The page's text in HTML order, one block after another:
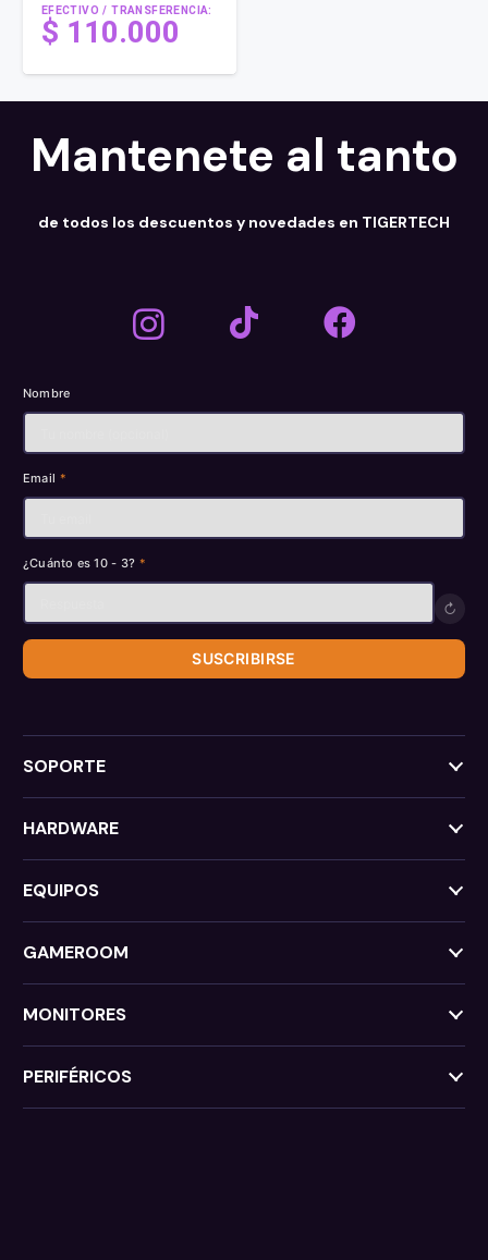
EFECTIVO / TRANSFERENCIA:
El
precio
original
era:
$ 140.000 .
$ 110.000
El
precio
es:
$ 110.000 .
Mantenete al tanto
de todos los descuentos y novedades en TIGERTECH
Nombre
Email *
¿Cuánto es 10 - 3? *
↻
SUSCRIBIRSE
SOPORTE
HARDWARE
EQUIPOS
GAMEROOM
MONITORES
PERIFÉRICOS